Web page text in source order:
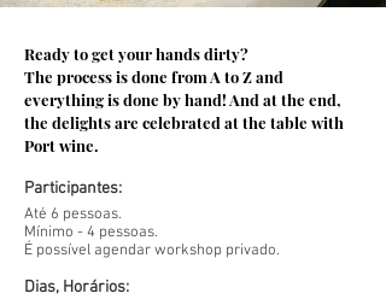
Ready to get your hands dirty?
The process is done from A to Z and
everything is done by hand! And at the end,
the delights are celebrated at the table with
Port wine.
Participantes:
Até 6 pessoas.
Mínimo - 4 pessoas.
É possível agendar workshop privado.
Dias, Horários: